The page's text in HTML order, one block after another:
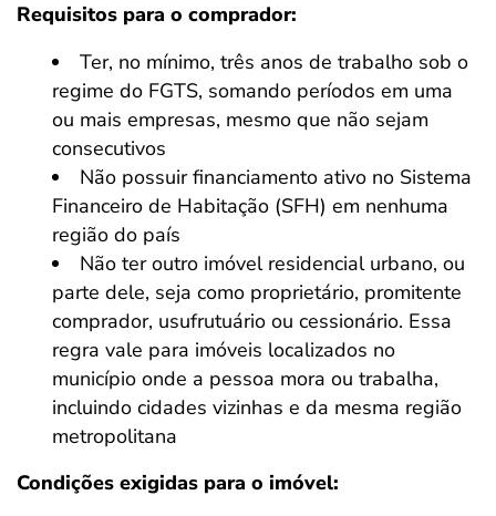
Requisitos para o comprador:
Ter, no mínimo, três anos de trabalho sob o
regime do FGTS, somando períodos em uma
ou mais empresas, mesmo que não sejam
consecutivos
Não possuir financiamento ativo no Sistema
Financeiro de Habitação (SFH) em nenhuma
região do país
Não ter outro imóvel residencial urbano, ou
parte dele, seja como proprietário, promitente
comprador, usufrutuário ou cessionário. Essa
regra vale para imóveis localizados no
município onde a pessoa mora ou trabalha,
incluindo cidades vizinhas e da mesma região
metropolitana
Condições exigidas para o imóvel: